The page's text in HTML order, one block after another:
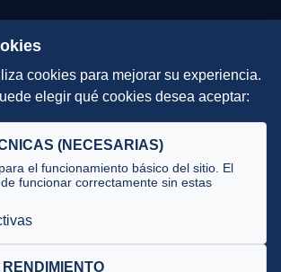
cookies para mejorar su experiencia.
elegir qué cookies desea aceptar:
(NECESARIAS)
el funcionamiento básico del sitio. El
funcionar correctamente sin estas